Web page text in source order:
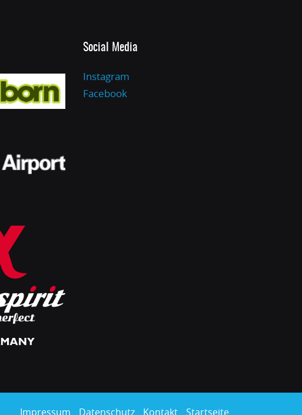
Social Media
Instagram
Facebook
Startseite
Kontakt
Datenschutz
Impressum